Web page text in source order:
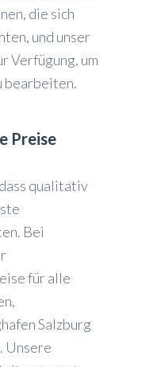
die sich
und unser
Verfügung, um
bearbeiten.
Preise
qualitativ
Bei
für alle
Salzburg
Unsere